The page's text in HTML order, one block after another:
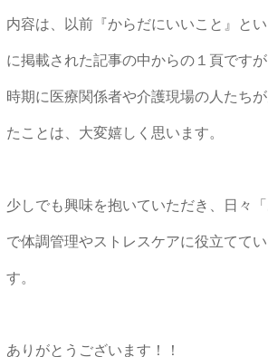
内容は、以前『からだにいいこと』と
に掲載された記事の中からの１頁です
時期に医療関係者や介護現場の人たち
たことは、大変嬉しく思います。
少しでも興味を抱いていただき、日々
で体調管理やストレスケアに役立てて
す。
ありがとうございます！！